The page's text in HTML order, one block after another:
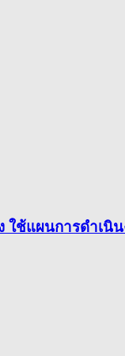
ใช้แผนการดำเนิ